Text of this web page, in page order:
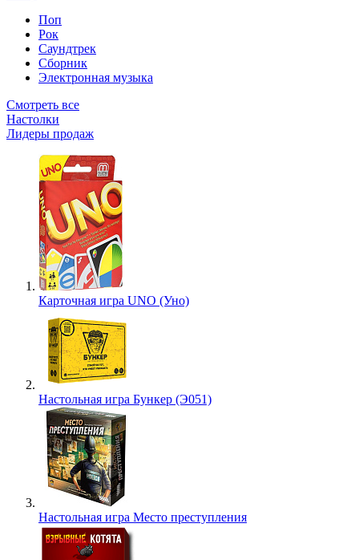
Поп
Рок
Саундтрек
Сборник
Электронная музыка
Смотреть все
Настолки
Лидеры продаж
Карточная игра UNO (Уно)
Настольная игра Бункер (Э051)
Настольная игра Место преступления